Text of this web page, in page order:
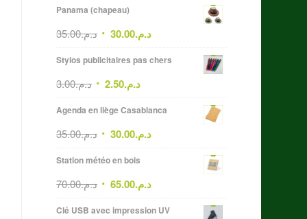
Panama (chapeau)
د.م.35.00 د.م.30.00
Stylos publicitaires pas chers
د.م.3.00 د.م.2.50
Agenda en liège Casablanca
د.م.35.00 د.م.30.00
Station météo en bois
د.م.70.00 د.م.65.00
Clé USB avec impression UV